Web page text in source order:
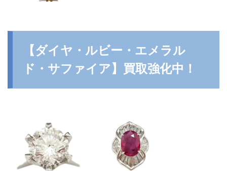
【ダイヤ・ルビー・エメラル
ド・サファイア】買取強化中！